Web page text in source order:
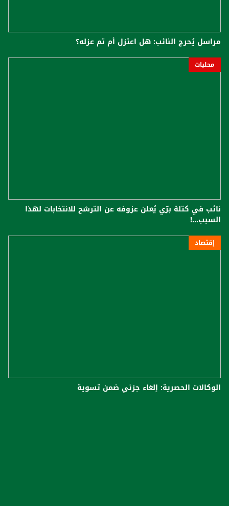
مراسل يُحرج النائب: هل اعتزل أم تم عزله؟
محليات
نائب في كتلة برّي يُعلن عزوفه عن الترشح للانتخابات لهذا
السبب...!
إقتصاد
الوكالات الحصرية: إلغاء جزئي ضمن تسوية